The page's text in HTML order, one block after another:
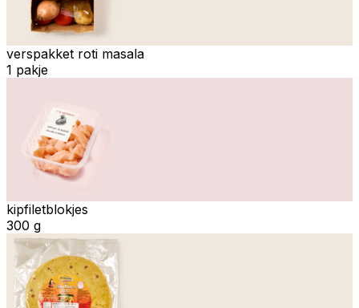
verspakket roti masala
1 pakje
kipfiletblokjes
300 g